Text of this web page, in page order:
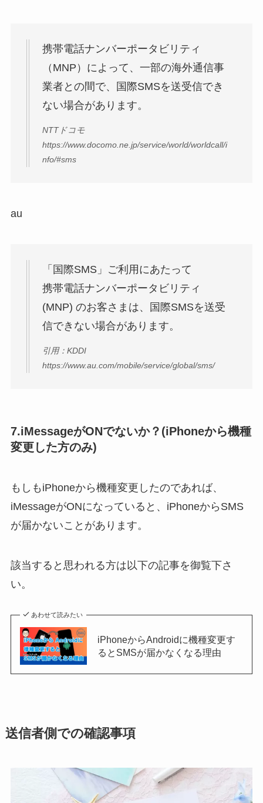
携帯電話ナンバーポータビリティ
（MNP）によって、一部の海外通信事
業者との間で、国際SMSを送受信でき
ない場合があります。
NTTドコモ
https://www.docomo.ne.jp/service/world/worldcall/i
nfo/#sms
au
「国際SMS」ご利用にあたって
携帯電話ナンバーポータビリティ
(MNP) のお客さまは、国際SMSを送受
信できない場合があります。
引用：KDDI
https://www.au.com/mobile/service/global/sms/
7.iMessageがONでないか？(iPhoneから機種
変更した方のみ)
もしもiPhoneから機種変更したのであれば、
iMessageがONになっていると、iPhoneからSMS
が届かないことがあります。
該当すると思われる方は以下の記事を御覧下さ
い。
あわせて読みたい
iPhoneからAndroidに機種変更す
るとSMSが届かなくなる理由
送信者側での確認事項